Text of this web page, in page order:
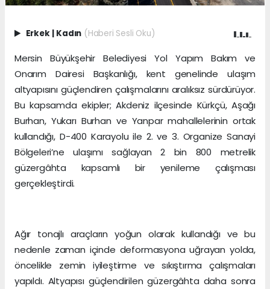
Erkek | Kadın (Haberi Sesli Oku)
Mersin Büyükşehir Belediyesi Yol Yapım Bakım ve
Onarım Dairesi Başkanlığı, kent genelinde ulaşım
altyapısını güçlendiren çalışmalarını aralıksız sürdürüyor.
Bu kapsamda ekipler; Akdeniz ilçesinde Kürkçü, Aşağı
Burhan, Yukarı Burhan ve Yanpar mahallelerinin ortak
kullandığı, D-400 Karayolu ile 2. ve 3. Organize Sanayi
Bölgeleri’ne ulaşımı sağlayan 2 bin 800 metrelik
güzergâhta kapsamlı bir yenileme çalışması
gerçekleştirdi.
Ağır tonajlı araçların yoğun olarak kullandığı ve bu
nedenle zaman içinde deformasyona uğrayan yolda,
öncelikle zemin iyileştirme ve sıkıştırma çalışmaları
yapıldı. Altyapısı güçlendirilen güzergâhta daha sonra